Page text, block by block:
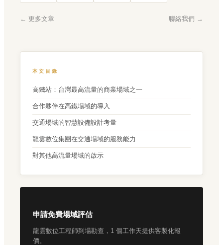
← 更多文章 聯絡我們 →
本文目錄
高鐵站：台灣最高流量的商業場域之一
合作夥伴在高鐵場域的導入
交通場域的智慧設備設計考量
龍雲數位集團在交通場域的服務能力
對其他高流量場域的啟示
申請免費場域評估
龍雲數位工程師到場勘查，1 個工作天提供客製化報
價。